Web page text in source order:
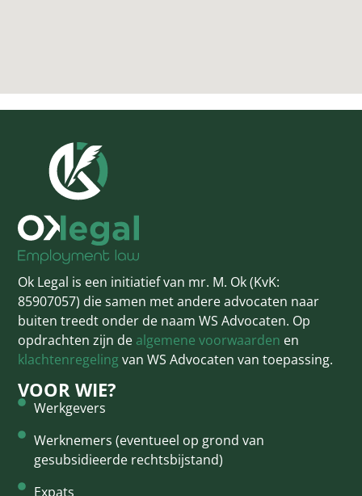
Ok Legal is een initiatief van mr. M. Ok (KvK:
85907057) die samen met andere advocaten naar
buiten treedt onder de naam WS Advocaten. Op
opdrachten zijn de algemene voorwaarden en
klachtenregelingvan WS Advocaten van toepassing.
VOOR WIE?
Werkgevers
Werknemers (eventueel op grond van
gesubsidieerde rechtsbijstand)
Expats